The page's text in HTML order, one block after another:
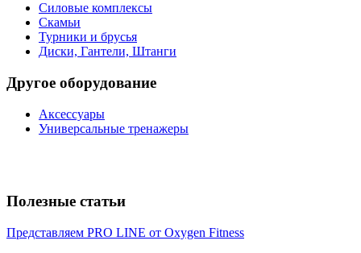
Силовые комплексы
Скамьи
Турники и брусья
Диски, Гантели, Штанги
Другое оборудование
Аксессуары
Универсальные тренажеры
Полезные статьи
Представляем PRO LINE от Oxygen Fitness